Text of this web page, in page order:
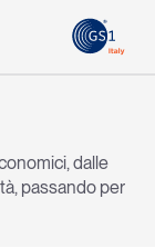
dalle
passando per